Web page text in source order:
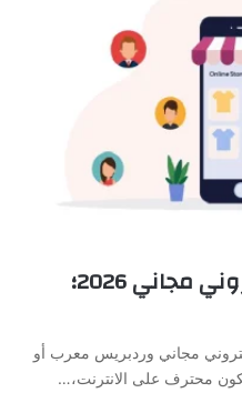
+5 أفضل قالب متجر الكتروني مجاني 2026؛
مجاني وردبريس معرب أو
محترف على الانترنت،…